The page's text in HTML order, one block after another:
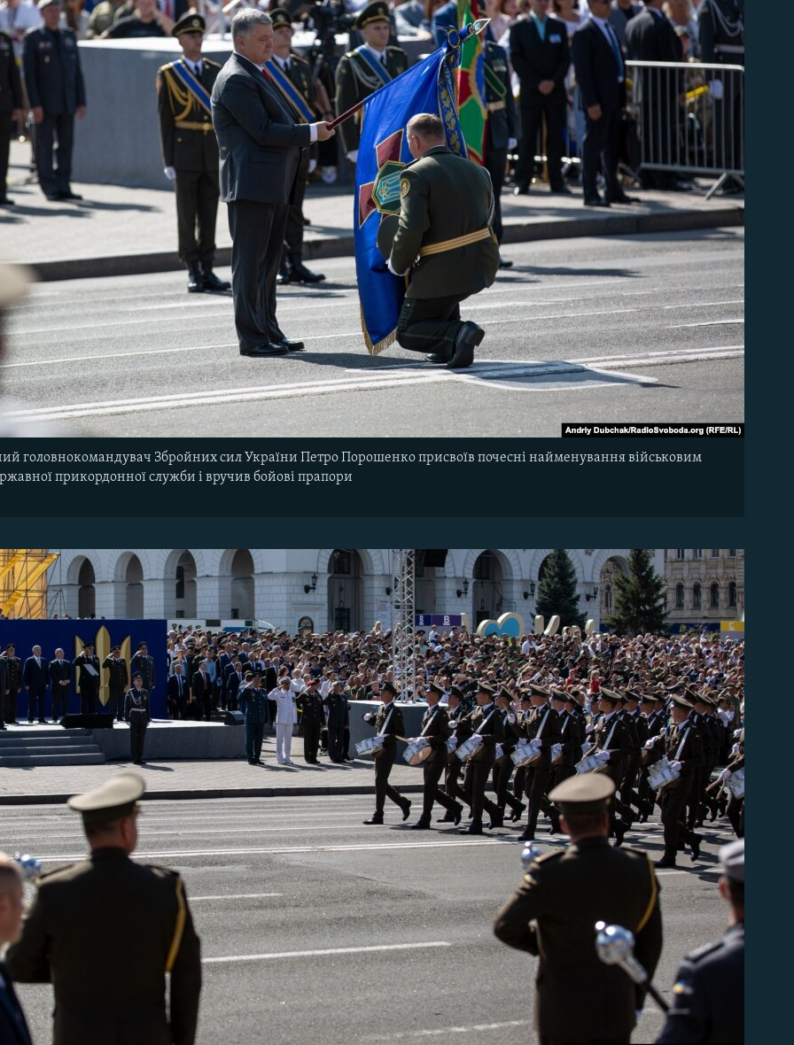
головнокомандувач Збройних сил України Петро Порошенко присвоїв почесні найменування військовим
прикордонної служби і вручив бойові прапори